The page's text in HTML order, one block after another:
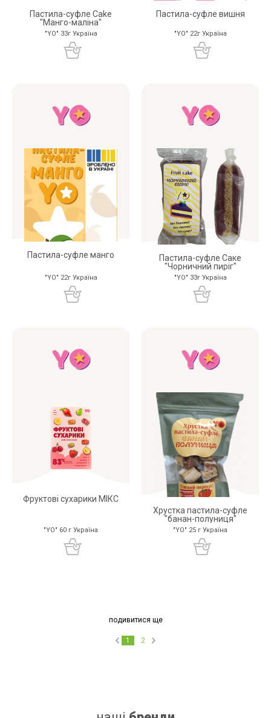
Пастила-суфле Cake
"Манго-маліна"
"YO" 33г Україна
Пастила-суфле вишня
"YO" 22г Україна
Пастила-суфле манго
"YO" 22г Україна
Пастила-суфле Саке
"Чорничний пиріг"
"YO" 33г Україна
Фруктові сухарики МІКС
"YO" 60 г Україна
Хрустка пастила-суфле
"банан-полуниця"
"YO" 25 г Україна
подивитися ще
1 2